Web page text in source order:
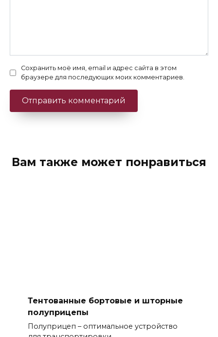
Сохранить моё имя, email и адрес сайта в этом
браузере для последующих моих комментариев.
Вам также может понравиться
Тентованные бортовые и шторные
полуприцепы
Полуприцеп – оптимальное устройство